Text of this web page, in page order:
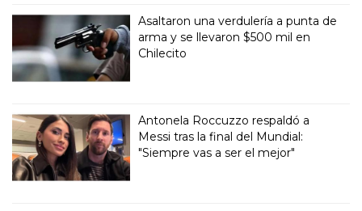
Asaltaron una verdulería a punta de
arma y se llevaron $500 mil en
Chilecito
Antonela Roccuzzo respaldó a
Messi tras la final del Mundial:
"Siempre vas a ser el mejor"